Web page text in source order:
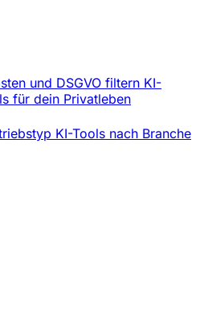
und DSGVO filtern KI-
für dein Privatleben
KI-Tools nach Branche